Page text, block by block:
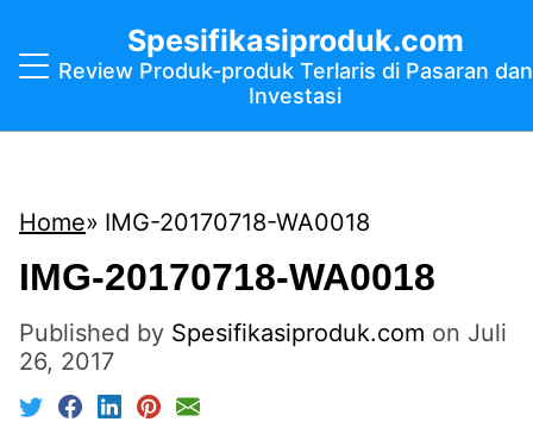
Spesifikasiproduk.com
Review Produk-produk Terlaris di Pasaran dan
Investasi
Home IMG-20170718-WA0018
IMG-20170718-WA0018
Published by Spesifikasiproduk.com on Juli
26, 2017